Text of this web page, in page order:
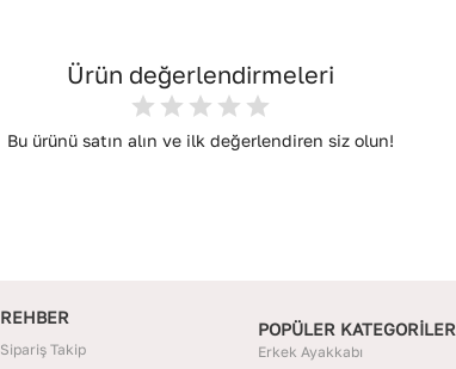
Ürün değerlendirmeleri
Bu ürünü satın alın ve ilk değerlendiren siz olun!
REHBER
Sipariş Takip
POPÜLER KATEGORİLER
Erkek Ayakkabı